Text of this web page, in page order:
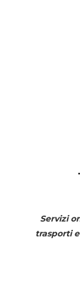
Servizi
trasporti